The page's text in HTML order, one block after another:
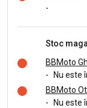
-
Stoc
BBMoto
-
Nu este
BBMoto
-
Nu este